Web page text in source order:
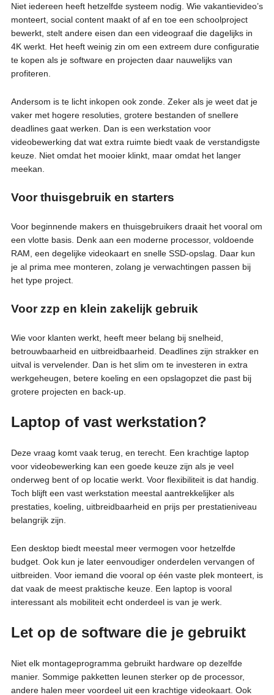
Niet iedereen heeft hetzelfde systeem nodig. Wie vakantievideo’s
monteert, social content maakt of af en toe een schoolproject
bewerkt, stelt andere eisen dan een videograaf die dagelijks in
4K werkt. Het heeft weinig zin om een extreem dure configuratie
te kopen als je software en projecten daar nauwelijks van
profiteren.
Andersom is te licht inkopen ook zonde. Zeker als je weet dat je
vaker met hogere resoluties, grotere bestanden of snellere
deadlines gaat werken. Dan is een werkstation voor
videobewerking dat wat extra ruimte biedt vaak de verstandigste
keuze. Niet omdat het mooier klinkt, maar omdat het langer
meekan.
Voor thuisgebruik en starters
Voor beginnende makers en thuisgebruikers draait het vooral om
een vlotte basis. Denk aan een moderne processor, voldoende
RAM, een degelijke videokaart en snelle SSD-opslag. Daar kun
je al prima mee monteren, zolang je verwachtingen passen bij
het type project.
Voor zzp en klein zakelijk gebruik
Wie voor klanten werkt, heeft meer belang bij snelheid,
betrouwbaarheid en uitbreidbaarheid. Deadlines zijn strakker en
uitval is vervelender. Dan is het slim om te investeren in extra
werkgeheugen, betere koeling en een opslagopzet die past bij
grotere projecten en back-up.
Laptop of vast werkstation?
Deze vraag komt vaak terug, en terecht. Een krachtige laptop
voor videobewerking kan een goede keuze zijn als je veel
onderweg bent of op locatie werkt. Voor flexibiliteit is dat handig.
Toch blijft een vast werkstation meestal aantrekkelijker als
prestaties, koeling, uitbreidbaarheid en prijs per prestatieniveau
belangrijk zijn.
Een desktop biedt meestal meer vermogen voor hetzelfde
budget. Ook kun je later eenvoudiger onderdelen vervangen of
uitbreiden. Voor iemand die vooral op één vaste plek monteert, is
dat vaak de meest praktische keuze. Een laptop is vooral
interessant als mobiliteit echt onderdeel is van je werk.
Let op de software die je gebruikt
Niet elk montageprogramma gebruikt hardware op dezelfde
manier. Sommige pakketten leunen sterker op de processor,
andere halen meer voordeel uit een krachtige videokaart. Ook